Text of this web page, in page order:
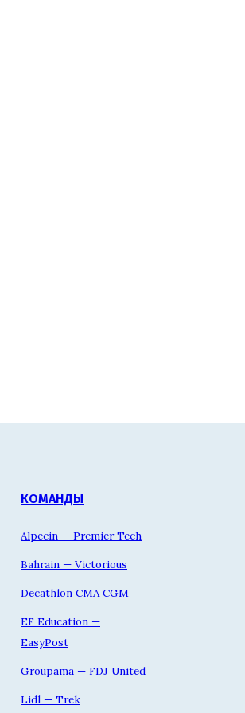
КОМАНДЫ
Alpecin — Premier Tech
Bahrain — Victorious
Decathlon CMA CGM
EF Education —
EasyPost
Groupama — FDJ United
Lidl — Trek